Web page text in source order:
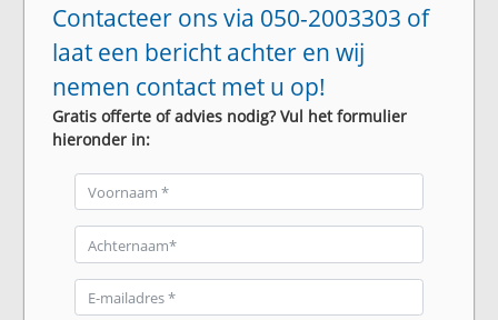
Contacteer ons via 050-2003303 of
laat een bericht achter en wij
nemen contact met u op!
Gratis offerte of advies nodig? Vul het formulier
hieronder in: